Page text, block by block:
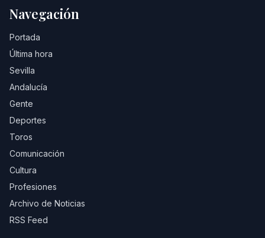
Navegación
Portada
Última hora
Sevilla
Andalucía
Gente
Deportes
Toros
Comunicación
Cultura
Profesiones
Archivo de Noticias
RSS Feed